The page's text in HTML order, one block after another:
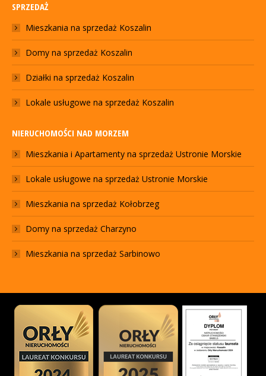
SPRZEDAŻ
Mieszkania na sprzedaż Koszalin
Domy na sprzedaż Koszalin
Działki na sprzedaż Koszalin
Lokale usługowe na sprzedaż Koszalin
NIERUCHOMOŚCI NAD MORZEM
Mieszkania i Apartamenty na sprzedaż Ustronie Morskie
Lokale usługowe na sprzedaż Ustronie Morskie
Mieszkania na sprzedaż Kołobrzeg
Domy na sprzedaż Charzyno
Mieszkania na sprzedaż Sarbinowo